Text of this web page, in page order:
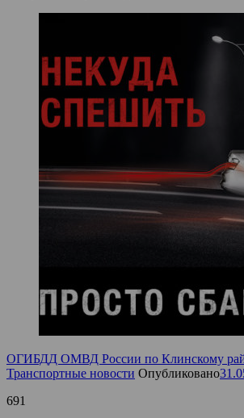
ОГИБДД ОМВД России по Клинскому
Транспортные новости Опубликовано
691